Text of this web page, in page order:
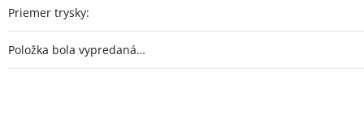
Priemer trysky:
Položka bola vypredaná…